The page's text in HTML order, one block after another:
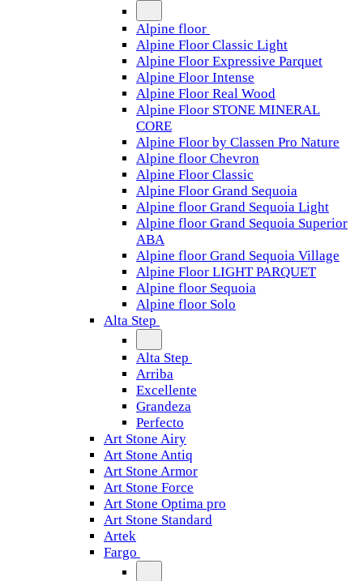
Alpine floor
Alpine Floor Classic Light
Alpine Floor Expressive Parquet
Alpine Floor Intense
Alpine Floor Real Wood
Alpine Floor STONE MINERAL
CORE
Alpine Floor by Classen Pro Nature
Alpine floor Chevron
Alpine Floor Classic
Alpine Floor Grand Sequoia
Alpine floor Grand Sequoia Light
Alpine floor Grand Sequoia Superior
ABA
Alpine floor Grand Sequoia Village
Alpine Floor LIGHT PARQUET
Alpine floor Sequoia
Alpine floor Solo
Alta Step
Alta Step
Arriba
Excellente
Grandeza
Perfecto
Art Stone Airy
Art Stone Antiq
Art Stone Armor
Art Stone Force
Art Stone Optima pro
Art Stone Standard
Artek
Fargo